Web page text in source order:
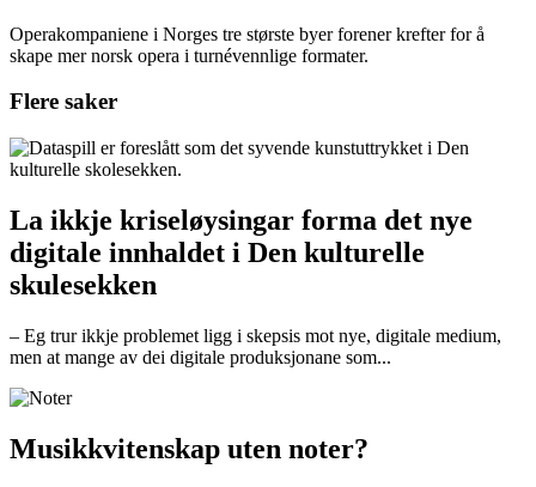
Operakompaniene i Norges tre største byer forener krefter for å
skape mer norsk opera i turnévennlige formater.
Flere saker
La ikkje kriseløysingar forma det nye
digitale innhaldet i Den kulturelle
skulesekken
– Eg trur ikkje problemet ligg i skepsis mot nye, digitale medium,
men at mange av dei digitale produksjonane som...
Musikkvitenskap uten noter?